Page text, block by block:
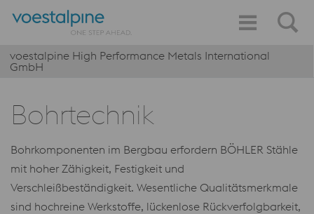
voestalpine High Performance Metals International
GmbH
Bohrtechnik
Bohrkomponenten im Bergbau erfordern BÖHLER Stähle
mit hoher Zähigkeit, Festigkeit und
Verschleißbeständigkeit. Wesentliche Qualitätsmerkmale
sind hochreine Werkstoffe, lückenlose Rückverfolgbarkeit,